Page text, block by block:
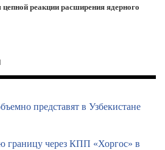
реакции расширения ядерного
представят в Узбекистане
границу через КПП «Хоргос» в